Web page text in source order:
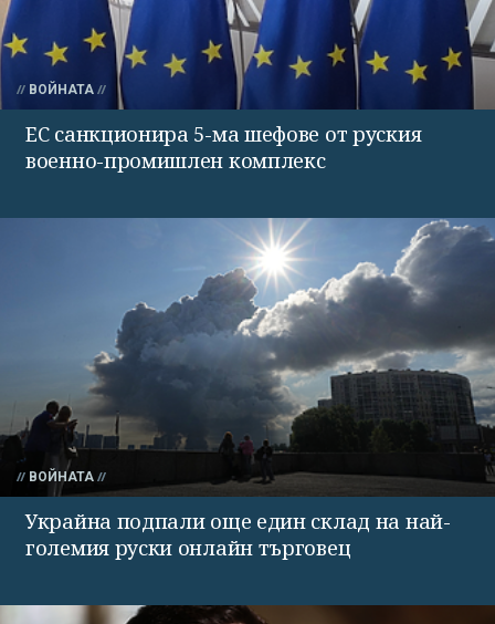
ВОЙНАТА
ЕС санкционира 5-ма шефове от руския
военно-промишлен комплекс
ВОЙНАТА
Украйна подпали още един склад на най-
големия руски онлайн търговец